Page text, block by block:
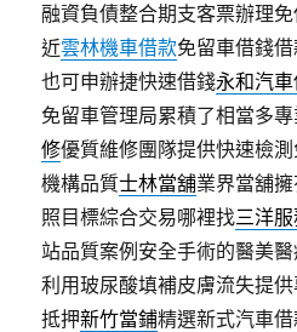
融資負債整合期支客票辦理
近雲林機車借款免留車借錢
也可申辦捷快速借錢永和汽
免留車管理局累積了相當多
修優質維修團隊提供快速檢
機構品質士林當舖業界當舖
照目標綜合交易哪裡找三洋
站品質案例安全手術的醫美
利用玻尿酸填補皮膚流失提
抵押新竹當鋪精選新式汽車